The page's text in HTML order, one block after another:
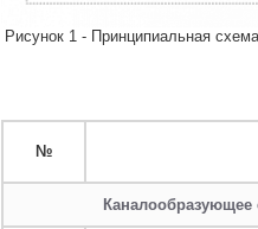
Рисунок 1 - Принципиальная
№
Каналообразующее